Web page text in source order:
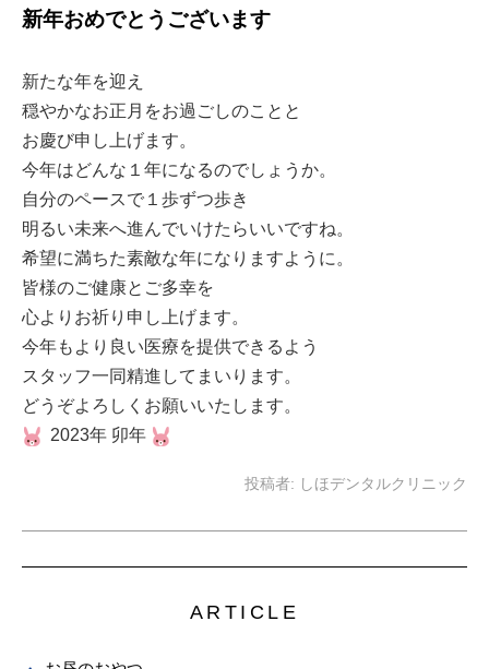
新年おめでとうございます
新たな年を迎え
穏やかなお正月をお過ごしのことと
お慶び申し上げます。
今年はどんな１年になるのでしょうか。
自分のペースで１歩ずつ歩き
明るい未来へ進んでいけたらいいですね。
希望に満ちた素敵な年になりますように。
皆様のご健康とご多幸を
心よりお祈り申し上げます。
今年もより良い医療を提供できるよう
スタッフ一同精進してまいります。
どうぞよろしくお願いいたします。
2023年 卯年
投稿者: しほデンタルクリニック
ARTICLE